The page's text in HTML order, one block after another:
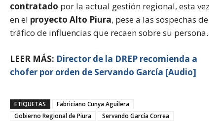
contratado por la actual gestión regional, esta vez
en el proyecto Alto Piura, pese a las sospechas de
tráfico de influencias que recaen sobre su persona.
LEER MÁS: Director de la DREP recomienda a
chofer por orden de Servando García [Audio]
ETIQUETAS
Fabriciano Cunya Aguilera
Gobierno Regional de Piura
Servando García Correa